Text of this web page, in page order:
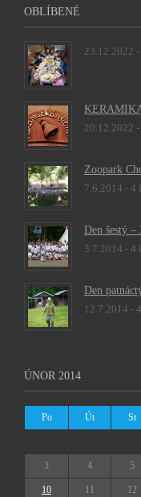
OBLÍBENÉ
23.12.2022 -
20.12.2022 -
Zoopark
7.6.2014 - 4
Den šestý –
3.7.2014 - 4
Den
12.7.2014 -
ÚNOR 2014
Po Út St
3 4 5
10 11 12